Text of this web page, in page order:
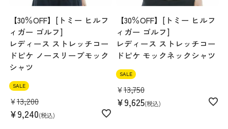
【30％OFF】[トミー ヒルフ
ィガー ゴルフ]
レディース ストレッチコー
ドピケ ノースリーブモック
シャツ
SALE
¥13,200
¥9,240 税込
【30％OFF】[トミー ヒルフ
ィガー ゴルフ]
レディース ストレッチコー
ドピケ モックネックシャツ
SALE
¥13,750
¥9,625 税込